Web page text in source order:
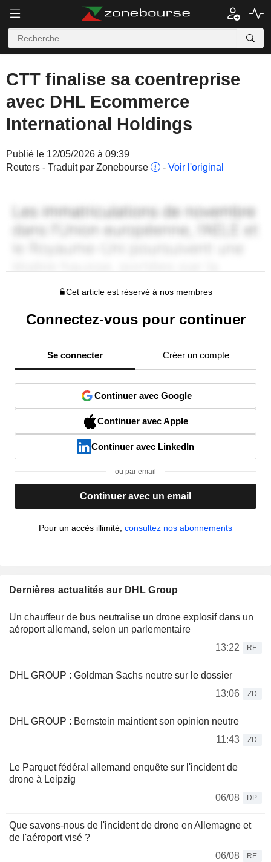
CTT finalise sa coentreprise
avec DHL Ecommerce
International Holdings
Publié le 12/05/2026 à 09:39
Reuters - Traduit par Zonebourse
- Voir l'original
Cet article est réservé à nos membres
Connectez-vous pour continuer
Se connecter Créer un compte
Continuer avec Google
Continuer avec Apple
Continuer avec LinkedIn
ou par email
Continuer avec un email
Pour un accès illimité, consultez nos abonnements
Dernières actualités sur DHL Group
Un chauffeur de bus neutralise un drone explosif dans un
aéroport allemand, selon un parlementaire
13:22
RE
DHL GROUP : Goldman Sachs neutre sur le dossier
13:06
ZD
DHL GROUP : Bernstein maintient son opinion neutre
11:43
ZD
Le Parquet fédéral allemand enquête sur l'incident de
drone à Leipzig
06/08
DP
Que savons-nous de l'incident de drone en Allemagne et
de l'aéroport visé ?
06/08
RE